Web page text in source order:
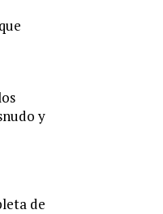
y
de